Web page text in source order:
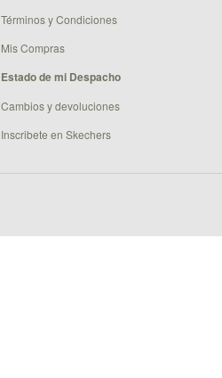
Términos y Condiciones
Mis Compras
Estado de mi Despacho
Cambios y devoluciones
Inscribete en Skechers